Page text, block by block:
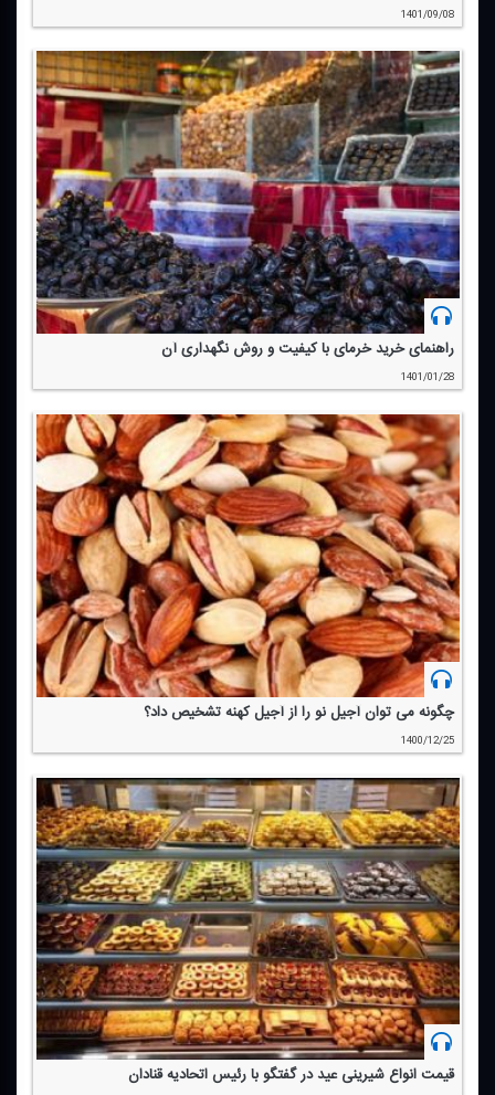
1401/09/08
راهنمای خرید خرمای با كیفیت و روش نگهداری آن
1401/01/28
چگونه می توان آجیل نو را از آجیل كهنه تشخیص داد؟
1400/12/25
قیمت انواع شیرینی عید در گفتگو با رئیس اتحادیه قنادان